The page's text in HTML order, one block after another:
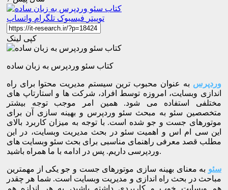
توییتر فیسبوک تلگرام واتساپ
کپی لینک
کتاب سئو وردپرس به زبان ساده
وردپرس به عنوان محبوب ترین سیستم مدیریت محتوا برای راه
اندازی وبسایت، امروزه توسط افراد، شرکت ها و استارتاپ های
مختلفی استفاده می شود. همین امر موجب توجه بیشتر
متخصصین سئو به مبحث سئو وردپرس و بهینه سازی آن برای
موتورهای جست و جو شده است. با توجه به میزان کاربرد بالای
این سی ام اس و اهمیت سئو در بحث مدیریت وبسایت، در این
مطلب قصد معرفی راهنمای مناسبی برای بحث سئو وبسایت های
وردپرسی داریم. پس در ادامه با ما همراه باشید.
سئو به معنای بهینه سازی موتورهای جست و جو یکی از مهمترین
مباحث در بحث راه اندازی و مدیریت وبسایت است. شما هر چقدر